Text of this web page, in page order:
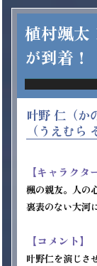
植村颯太
が到着！
叶野 仁（か
（うえむら
【キャラクタ
楓の親友。人の
裏表のない大河
【コメント】
叶野仁を演じさ